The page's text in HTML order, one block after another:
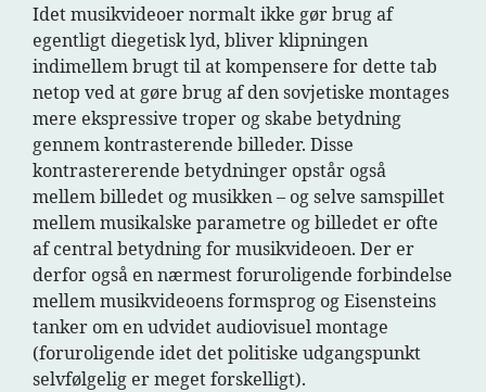
Idet musikvideoer normalt ikke gør brug af
egentligt diegetisk lyd, bliver klipningen
indimellem brugt til at kompensere for dette tab
netop ved at gøre brug af den sovjetiske montages
mere ekspressive troper og skabe betydning
gennem kontrasterende billeder. Disse
kontrastererende betydninger opstår også
mellem billedet og musikken – og selve samspillet
mellem musikalske parametre og billedet er ofte
af central betydning for musikvideoen. Der er
derfor også en nærmest foruroligende forbindelse
mellem musikvideoens formsprog og Eisensteins
tanker om en udvidet audiovisuel montage
(foruroligende idet det politiske udgangspunkt
selvfølgelig er meget forskelligt).